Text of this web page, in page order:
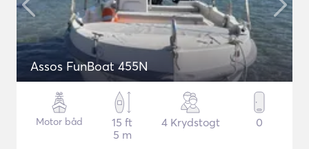
Assos FunBoat 455N
Motor båd
15 ft
5 m
4 Krydstogt 0